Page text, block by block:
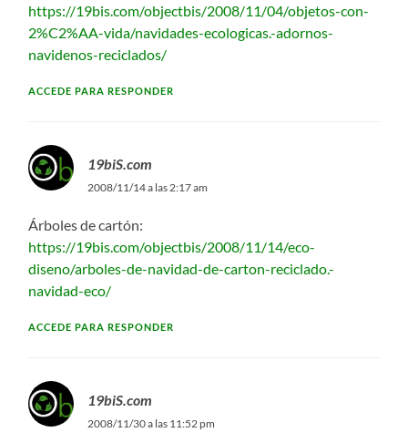
https://19bis.com/objectbis/2008/11/04/objetos-con-
2%C2%AA-vida/navidades-ecologicas.-adornos-
navidenos-reciclados/
ACCEDE PARA RESPONDER
19biS.com
2008/11/14 a las 2:17 am
Árboles de cartón:
https://19bis.com/objectbis/2008/11/14/eco-
diseno/arboles-de-navidad-de-carton-reciclado.-
navidad-eco/
ACCEDE PARA RESPONDER
19biS.com
2008/11/30 a las 11:52 pm